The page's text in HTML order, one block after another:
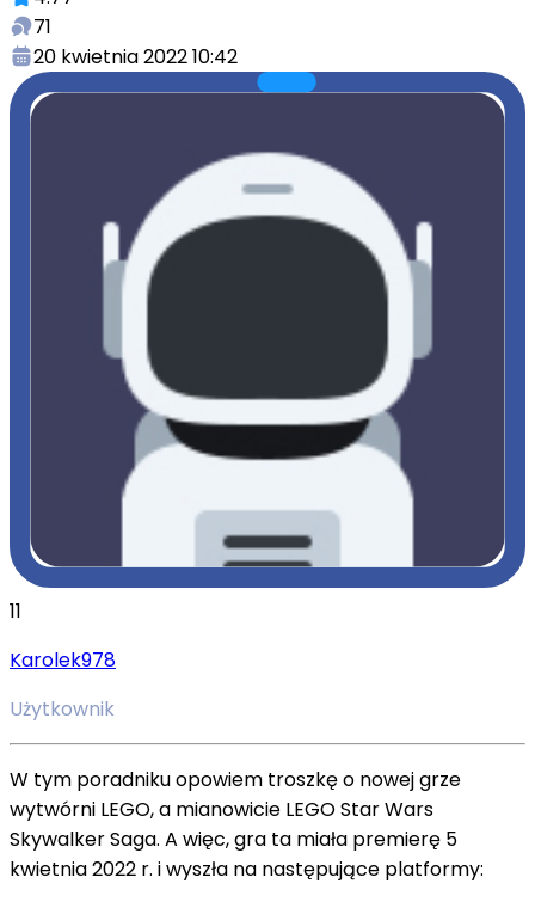
71
20 kwietnia 2022 10:42
11
Karolek978
Użytkownik
W tym poradniku opowiem troszkę o nowej grze
wytwórni LEGO, a mianowicie LEGO Star Wars
Skywalker Saga. A więc, gra ta miała premierę 5
kwietnia 2022 r. i wyszła na następujące platformy: